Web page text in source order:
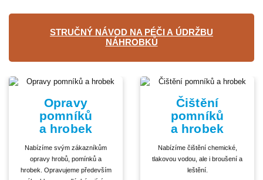
STRUČNÝ NÁVOD NA PÉČI A ÚDRŽBU
NÁHROBKŮ
Opravy
pomníků
a hrobek
Nabízíme svým zákazníkům
opravy hrobů, pomínků a
hrobek. Opravujeme především
Čištění
pomníků
a hrobek
Nabízíme čištění chemické,
tlakovou vodou, ale i broušení a
leštění.